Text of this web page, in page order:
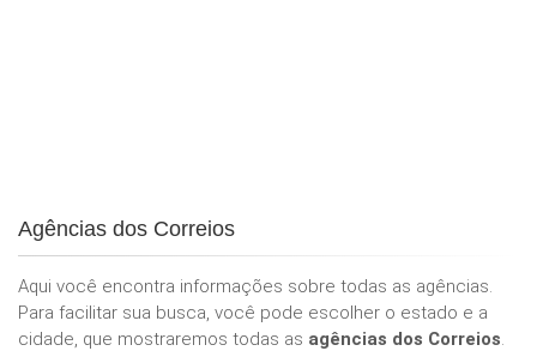
Agências dos Correios
Aqui você encontra informações sobre todas as agências.
Para facilitar sua busca, você pode escolher o estado e a
cidade, que mostraremos todas as agências dos Correios.